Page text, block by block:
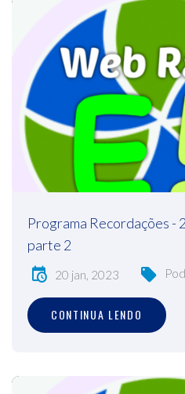
Programa Recordações -
parte 2
20 jan, 2023
CONTINUA LENDO